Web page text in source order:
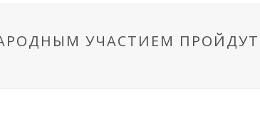
УЧАСТИЕМ ПРОЙДУТ